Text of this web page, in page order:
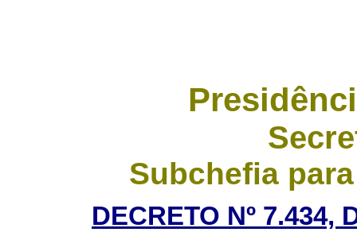
Subchefia
DECRETO Nº 7.434,